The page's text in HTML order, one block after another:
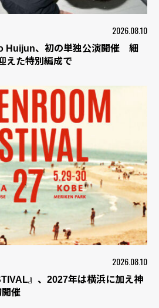
2026.08.10
Huijun、初の単独公演開催 細
えた特別編成で
2026.08.10
』、2027年は横浜に加え神
催